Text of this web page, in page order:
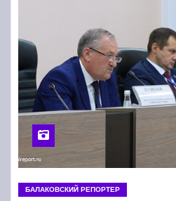
БАЛАКОВСКИЙ РЕПОРТЕР